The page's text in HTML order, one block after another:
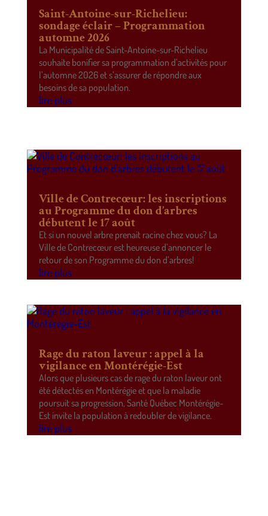
Saint-Antoine-sur-Richelieu:
sondage éclair – Programmation
automne 2026
La Municipalité de Saint-Antoine-sur-Richelieu
souhaite bonifier sa programmation d’activités pour
l’automne 2026 et s’assurer de répondre aux
besoins de sa population.
lire plus
Ville de Contrecœur: les inscriptions
au Programme du don d’arbres
débutent le 17 août
Et si un nouvel arbre prenait racine chez vous? La
Ville de Contrecœur est heureuse d’annoncer le
retour de son Programme du don d’arbres!
lire plus
Rage du raton laveur : appel à la
vigilance en Montérégie-Est
Alors que plusieurs cas de rage du raton laveur ont
été détectés en Montérégie et que la maladie
poursuit sa progression, Santé Québec Montérégie-
Est invite la population à redoubler de vigilance.
lire plus